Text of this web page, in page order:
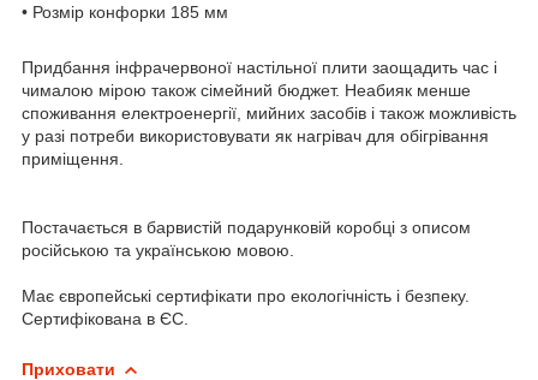
• Розмір конфорки 185 мм
Придбання інфрачервоної настільної плити заощадить час і
чималою мірою також сімейний бюджет. Неабияк менше
споживання електроенергії, мийних засобів і також можливість
у разі потреби використовувати як нагрівач для обігрівання
приміщення.
Постачається в барвистій подарунковій коробці з описом
російською та українською мовою.
Має європейські сертифікати про екологічність і безпеку.
Сертифікована в ЄС.
Приховати